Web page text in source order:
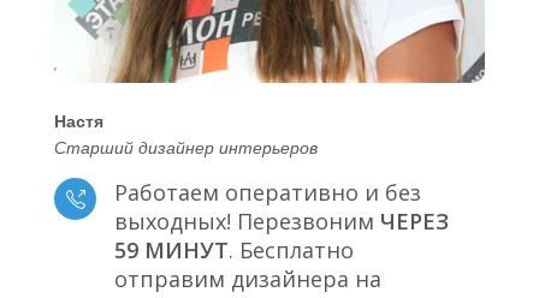
Настя
Старший дизайнер интерьеров
Работаем оперативно и без
выходных! Перезвоним ЧЕРЕЗ
59 МИНУТ. Бесплатно
отправим дизайнера на